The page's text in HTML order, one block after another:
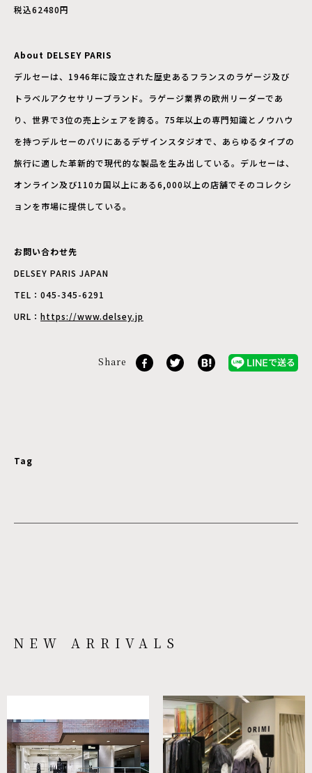
税込62480円
About DELSEY PARIS
デルセーは、1946年に設立された歴史あるフランスのラゲージ及び
トラベルアクセサリーブランド。ラゲージ業界の欧州リーダーであ
り、世界で3位の売上シェアを誇る。75年以上の専門知識とノウハウ
を持つデルセーのパリにあるデザインスタジオで、あらゆるタイプの
旅行に適した革新的で現代的な製品を生み出している。デルセーは、
オンライン及び110カ国以上にある6,000以上の店舗でそのコレクシ
ョンを市場に提供している。
お問い合わせ先
DELSEY PARIS JAPAN
TEL：045-345-6291
URL： https://www.delsey.jp
Share
Tag
NEW ARRIVALS